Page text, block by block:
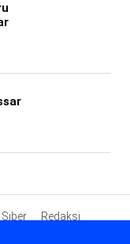
Redaksi